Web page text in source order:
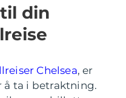
din
Chelsea, er
å ta i betraktning.